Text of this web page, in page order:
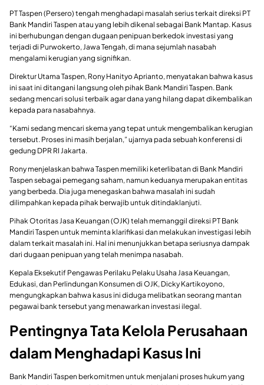
PT Taspen (Persero) tengah menghadapi masalah serius terkait direksi PT
Bank Mandiri Taspen atau yang lebih dikenal sebagai Bank Mantap. Kasus
ini berhubungan dengan dugaan penipuan berkedok investasi yang
terjadi di Purwokerto, Jawa Tengah, di mana sejumlah nasabah
mengalami kerugian yang signifikan.
Direktur Utama Taspen, Rony Hanityo Aprianto, menyatakan bahwa kasus
ini saat ini ditangani langsung oleh pihak Bank Mandiri Taspen. Bank
sedang mencari solusi terbaik agar dana yang hilang dapat dikembalikan
kepada para nasabahnya.
“Kami sedang mencari skema yang tepat untuk mengembalikan kerugian
tersebut. Proses ini masih berjalan,” ujarnya pada sebuah konferensi di
gedung DPR RI Jakarta.
Rony menjelaskan bahwa Taspen memiliki keterlibatan di Bank Mandiri
Taspen sebagai pemegang saham, namun keduanya merupakan entitas
yang berbeda. Dia juga menegaskan bahwa masalah ini sudah
dilimpahkan kepada pihak berwajib untuk ditindaklanjuti.
Pihak Otoritas Jasa Keuangan (OJK) telah memanggil direksi PT Bank
Mandiri Taspen untuk meminta klarifikasi dan melakukan investigasi lebih
dalam terkait masalah ini. Hal ini menunjukkan betapa seriusnya dampak
dari dugaan penipuan yang telah menimpa nasabah.
Kepala Eksekutif Pengawas Perilaku Pelaku Usaha Jasa Keuangan,
Edukasi, dan Perlindungan Konsumen di OJK, Dicky Kartikoyono,
mengungkapkan bahwa kasus ini diduga melibatkan seorang mantan
pegawai bank tersebut yang menawarkan investasi ilegal.
Pentingnya Tata Kelola Perusahaan
dalam Menghadapi Kasus Ini
Bank Mandiri Taspen berkomitmen untuk menjalani proses hukum yang